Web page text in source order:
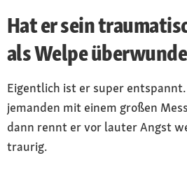
Hat er sein
als Welpe
Eigentlich ist er super
jemanden mit einem großen
dann rennt er vor lauter Angst
traurig.